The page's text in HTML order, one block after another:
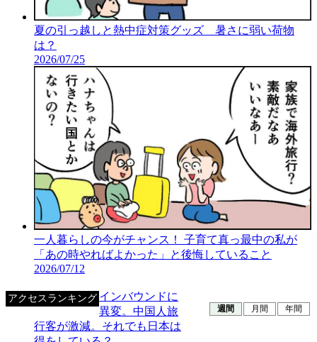
夏の引っ越しと熱中症対策グッズ 暑さに弱い荷物
は？
2026/07/25
一人暮らしの今がチャンス！ 子育て真っ最中の私が
「あの時やればよかった」と後悔していること
2026/07/12
アクセスランキング
週間 月間 年間
インバウンドに
異変。中国人旅
行客が激減。それでも日本は